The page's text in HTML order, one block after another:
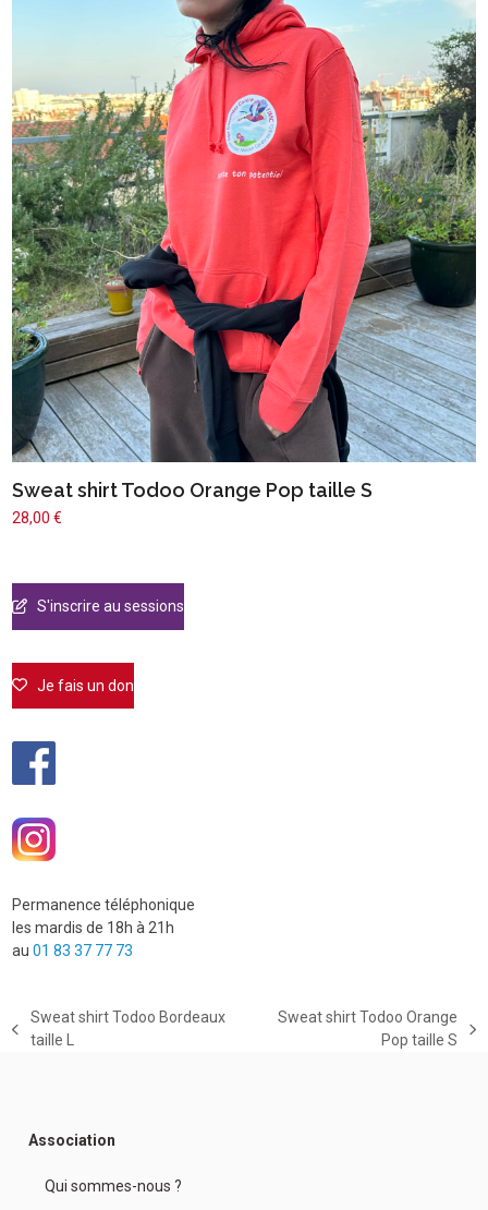
Sweat shirt Todoo Orange Pop taille S
28,00€
S'inscrire au sessions
Je fais un don
Permanence téléphonique
les mardis de 18h à 21h
au01 83 37 77 73
previous
Sweat shirt Todoo Bordeaux
taille L
Sweat shirt Todoo Orange
Pop taille S
Association
Qui sommes-nous ?